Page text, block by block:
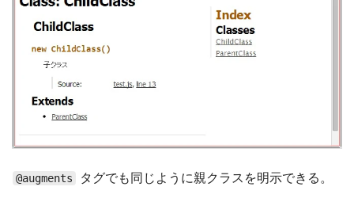
@augments タグでも同じように親クラスを明示できる。